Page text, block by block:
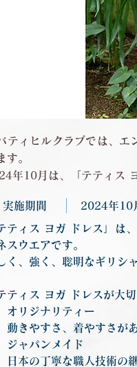
ティヒルクラブでは、
す。
年10月は、「テティス
実施期間 2024年10
ティス ヨガ ドレス」は
スウエアです。
く、強く、聡明なギリシ
ティス ヨガ ドレスが大
オリジナリティー
動きやすさ、着やすさが
ジャパンメイド
日本の丁寧な職人技術の